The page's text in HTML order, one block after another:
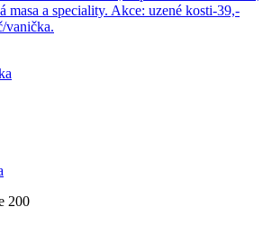
masa a speciality. Akce: uzené kosti-39,-
vanička.
200